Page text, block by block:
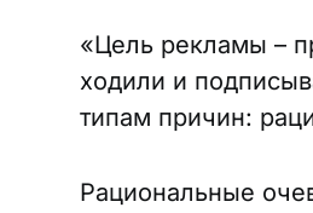
«Цель рекламы –
ходили и
типам причин:
Рациональные